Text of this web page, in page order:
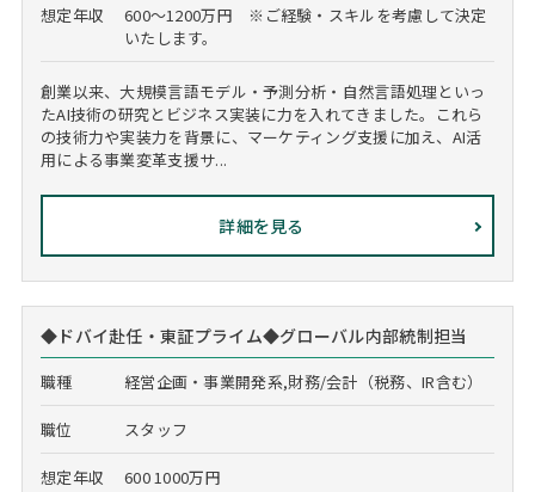
想定年収
600～1200万円 ※ご経験・スキルを考慮して決定
いたします。
創業以来、大規模言語モデル・予測分析・自然言語処理といっ
たAI技術の研究とビジネス実装に力を入れてきました。これら
の技術力や実装力を背景に、マーケティング支援に加え、AI活
用による事業変革支援サ...
詳細を見る
◆ドバイ赴任・東証プライム◆グローバル内部統制担当
職種 経営企画・事業開発系,財務/会計（税務、IR含む）
職位 スタッフ
想定年収 600 1000万円